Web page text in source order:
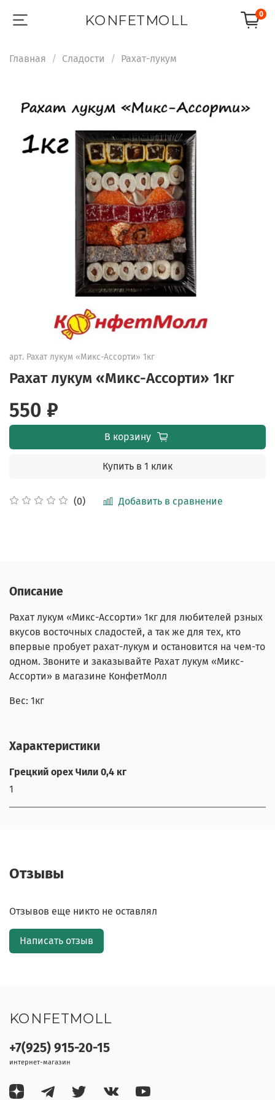
KONFETMOLL 0
Главная Сладости Рахат-лукум
арт. Рахат лукум «Микс-Ассорти» 1кг
Рахат лукум «Микс-Ассорти» 1кг
(0) Добавить в сравнение
550 ₽
В корзину
Купить в 1 клик
Описание
Рахат лукум «Микс-Ассорти» 1кг для любителей рзных
вкусов восточных сладостей, а так же для тех, кто
впервые пробует рахат-лукум и остановится на чем-то
одном. Звоните и заказывайте Рахат лукум «Микс-
Ассорти» в магазине КонфетМолл
Вес: 1кг
Характеристики
Грецкий орех Чили 0,4 кг
1
Отзывы
Отзывов еще никто не оставлял
Написать отзыв
+7(925) 915-20-15
интернет-магазин
KONFETMOLL